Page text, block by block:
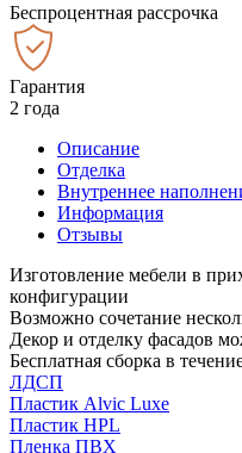
Беспроцентная рассрочка
Гарантия
2 года
Описание
Отделка
Внутреннее
Информация
Отзывы
Изготовление мебели в
конфигурации
Возможно сочетание
Декор и отделку фасадов
Бесплатная сборка в
ЛДСП
Пластик Alvic Luxe
Пластик HPL
Пленка ПВХ